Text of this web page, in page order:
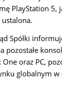
PlayStation 5,
Spółki
pozostałe
One oraz PC,
globalnym